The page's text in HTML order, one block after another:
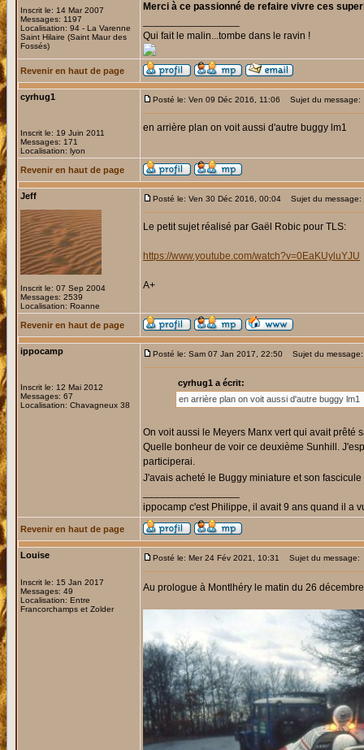
Inscrit le: 14 Mar 2007
Messages: 1197
Localisation: 94 - La Varenne
Saint Hilaire (Saint Maur des
Fossés)
Merci à ce passionné de refaire vivre ces
Qui fait le malin...tombe dans le ravin !
Revenir en haut de page
cyrhug1
Inscrit le: 19 Juin 2011
Messages: 171
Localisation: lyon
Posté le: Ven 09 Déc 2016, 11:06 Sujet du message:
en arrière plan on voit aussi d'autre buggy lm1
Revenir en haut de page
Jeff
Inscrit le: 07 Sep 2004
Messages: 2539
Localisation: Roanne
Posté le: Ven 30 Déc 2016, 00:04 Sujet du message:
Le petit sujet réalisé par Gaël Robic pour TLS:
https://www.youtube.com/watch?v=0EaKUyluYJU
A+
Revenir en haut de page
ippocamp
Inscrit le: 12 Mai 2012
Messages: 67
Localisation: Chavagneux 38
Posté le: Sam 07 Jan 2017, 22:50 Sujet du message:
cyrhug1 a écrit:
en arrière plan on voit aussi d'autre buggy lm1
On voit aussi le Meyers Manx vert qui avait prêté
Quelle bonheur de voir ce deuxième Sunhill.
participerai.
J'avais acheté le Buggy miniature et son
ippocamp c'est Philippe, il avait 9 ans quand il a
Revenir en haut de page
Louise
Inscrit le: 15 Jan 2017
Messages: 49
Localisation: Entre
Francorchamps et Zolder
Posté le: Mer 24 Fév 2021, 10:31 Sujet du message:
Au prologue à Montlhéry le matin du 26